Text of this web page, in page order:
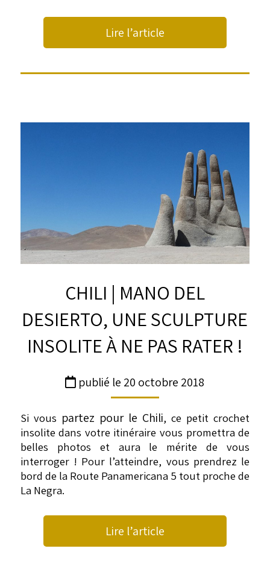
Lire l’article
CHILI | MANO DEL
DESIERTO, UNE SCULPTURE
INSOLITE À NE PAS RATER !
publié le 20 octobre 2018
Si vous partez pour le Chili, ce petit crochet
insolite dans votre itinéraire vous promettra de
belles photos et aura le mérite de vous
interroger ! Pour l’atteindre, vous prendrez le
bord de la Route Panamericana 5 tout proche de
La Negra.
Lire l’article